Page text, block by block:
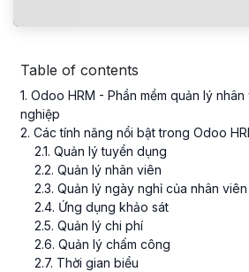
Table of contents
1. Odoo HRM - Phần mềm quản lý
nghiệp
2. Các tính năng nổi bật trong Odoo
2.1. Quản lý tuyển dụng
2.2. Quản lý nhân viên
2.3. Quản lý ngày nghỉ của nhân viên
2.4. Ứng dụng khảo sát
2.5. Quản lý chi phí
2.6. Quản lý chấm công
2.7. Thời gian biểu